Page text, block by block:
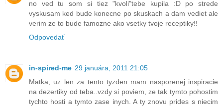
no ved tu som si tiez "kvoli"tebe kupila :D po strede
vyskusam ked bude konecne po skuskach a dam vediet ale
verim ze to bude famozne ako vsetky tvoje receptiky!!
Odpovedať
in-spired-me 29 januára, 2011 21:05
Matka, uz len za tento tyzden mam nasporenej inspiracie
na dezertiky od teba..vzdy si poviem, ze tak tymto pohostim
tychto hosti a tymto zase inych. A ty znovu prides s niecim